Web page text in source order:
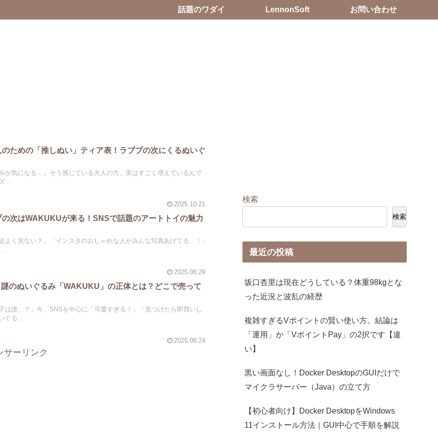
話題のワダイ LennonSoft お問い合わせ
ための「推しぬい」ティア表！ラブブの次にくるぬいぐ
が気になる…」そう感じている大人の方、実はすごく増えているんで
...
2025.10.21
次はWAKUKUが来る！SNSで話題のアートトイの魅力
よく見ない？」「インスタのおしゃれな人がみんな写真あげてる…！」
2025.08.29
のぬいぐるみ「WAKUKU」の正体とは？どこで売って
は誰…？」今、SNSを中心に「可愛すぎる！」「見つけたら即買いし
ぐる...
2025.08.24
サーリンク
検索
検索
最近の投稿
坂口杏里は現在どうしている？体重98kgとな
った近況と波乱の経歴
複雑すぎるVポイントの賢い使い方。結論は
「運用」か「VポイントPay」の2択です【違
い】
黒い画面なし！Docker DesktopのGUIだけで
マイクラサーバー（Java）の立て方
【初心者向け】Docker DesktopをWindows
11インストール方法｜GUI中心で手順を解説